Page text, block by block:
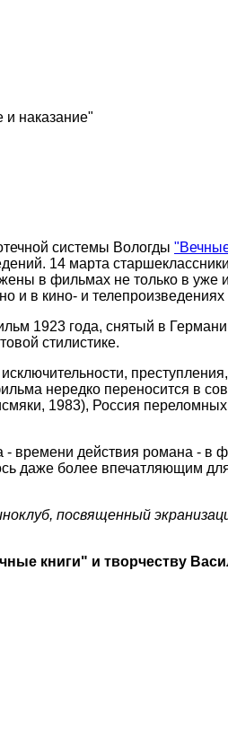
и наказание"
системы Вологды
14 марта
в фильмах не только в
и в кино- и
1923 года, снятый в
стилистике.
нередко переносится в
1983), Россия
времени действия романа -
даже более впечатляющим
посвященный
книги" и творчеству